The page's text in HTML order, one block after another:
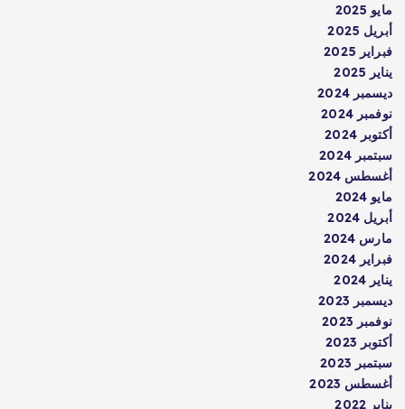
مايو 2025
أبريل 2025
فبراير 2025
يناير 2025
ديسمبر 2024
نوفمبر 2024
أكتوبر 2024
سبتمبر 2024
أغسطس 2024
مايو 2024
أبريل 2024
مارس 2024
فبراير 2024
يناير 2024
ديسمبر 2023
نوفمبر 2023
أكتوبر 2023
سبتمبر 2023
أغسطس 2023
يناير 2022